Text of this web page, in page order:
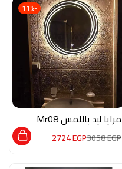
-11%
مرايا ليد باللمس Mr08
3058EGP
2724EGP